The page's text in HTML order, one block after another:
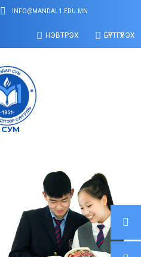
INFO@MANDAL1.EDU.MN
НЭВТРЭХ БҮРТГҮҮЛЭХ